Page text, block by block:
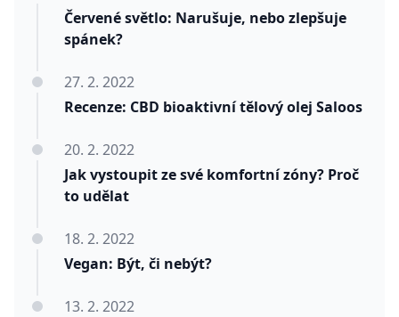
Červené světlo: Narušuje, nebo zlepšuje
spánek?
Recenze: CBD bioaktivní tělový olej Saloos
27. 2. 2022
Jak vystoupit ze své komfortní zóny? Proč
to udělat
20. 2. 2022
Vegan: Být, či nebýt?
18. 2. 2022
13. 2. 2022